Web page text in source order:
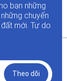
bạn những
chuyến
mới. Tự do
Theo dõi